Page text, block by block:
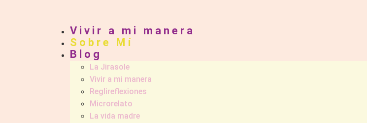
Vivir a mi manera
Sobre Mí
Blog
La Jirasole
Vivir a mi manera
Reglireflexiones
Microrelato
La vida madre